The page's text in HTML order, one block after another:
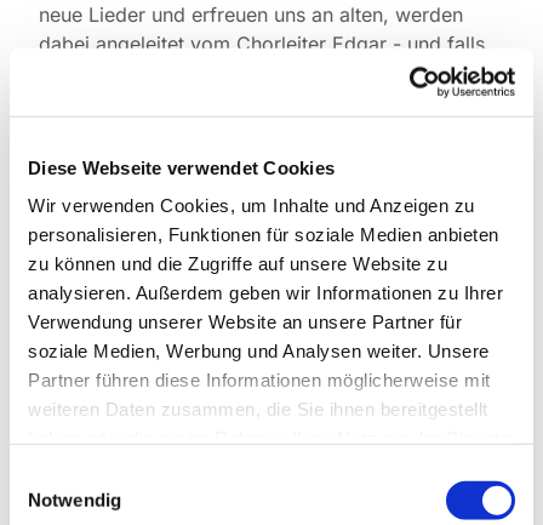
Diese Webseite verwendet Cookies
Wir verwenden Cookies, um Inhalte und Anzeigen zu
personalisieren, Funktionen für soziale Medien anbieten
zu können und die Zugriffe auf unsere Website zu
analysieren. Außerdem geben wir Informationen zu Ihrer
Verwendung unserer Website an unsere Partner für
soziale Medien, Werbung und Analysen weiter. Unsere
Partner führen diese Informationen möglicherweise mit
weiteren Daten zusammen, die Sie ihnen bereitgestellt
Notwendig
neue Lieder und erfreuen uns an alten, werden
dabei angeleitet vom Chorleiter Edgar - und falls
wer mittun möchte: gerne doch, willkommen!
Leitung:Edgar Strack
Probentermine:
Mittwoch 19:30 bis 21:00 Uhr
in der Pauluskirche